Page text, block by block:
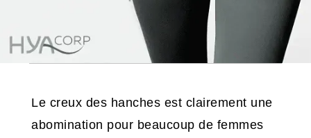
Le creux des hanches est clairement une
abomination pour beaucoup de femmes